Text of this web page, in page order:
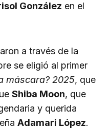
González en el
a través de la
se eligió al primer
máscara? 2025, que
Shiba Moon, que
y querida
Adamari López.